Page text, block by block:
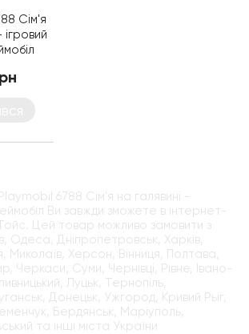
Сім'я
ігровий
6788 Сім'я на галявині -
Ви завжди зможете в інтернет-
Цей товар можливо замовити з
Одеса, Дніпропетровськ, Харків,
Миколаїв, Херсон, Вінниця, Полтава,
Черкаси, Суми, Чернівці, Рівне, Івано-
Луцьк, Тернопіль,
Донецьк, Ужгород, Кривий Рыг,
Бердянськ, Маріуполь,
та інші міста України